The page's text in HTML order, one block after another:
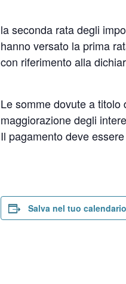
la seconda rata degli
hanno versato la prima
con riferimento alla
Le somme dovute a
maggiorazione degli
Il pagamento deve
Salva nel tuo calendario